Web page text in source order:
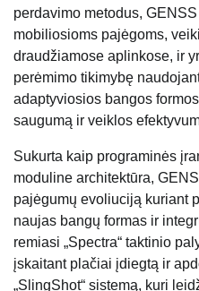
perdavimo metodus,
mobiliosioms pajėgoms,
draudžiamose aplinkose, ir
perėmimo tikimybę
adaptyviosios bangos
saugumą ir veiklos
Sukurta kaip programinės
moduline architektūra,
pajėgumų evoliuciją kuriant
naujas bangų formas ir
remiasi „Spectra“ taktinio
įskaitant plačiai įdiegtą ir
„SlingShot“ sistemą, kuri